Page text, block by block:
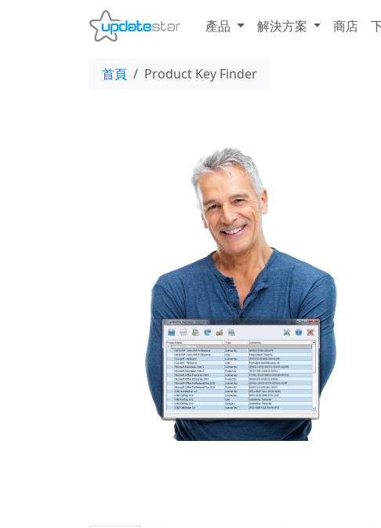
產品 解決方案 商店
首頁 Product Key Finder